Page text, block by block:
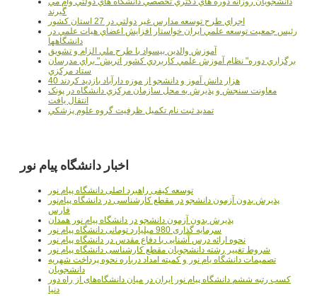
گيرند
اجراي طرح توسعه مدارس غير دولتي در 27 استان کشور
رئيس جمعيت توسعه علمي ايران خواستار افزايش اعضاي هيات علمي در
دانشگاهها
آموزش والدين بيسواد با طرح ملي الزام و تشويق
برگزاري دوره" نظام آموزش علمي كاربردي كشور اتريش" براي مدرسان
ستاد مرکزي
40 هزار دانش آموز و دانشجو از موزه دارآباد بازديد کردند
معاونت سنجش و پذيرش به محل سازمان مرکزي دانشگاه در پونک
انتقال يافت
تمديد ثبت نام تکميل ظرفيت گروه علوم پزشکي
اخبار دانشگاه پیام نور
توسعه کیفی راهبرد اصلی دانشگاه پیام نور
پذیرش بدون آزمون دانشجو در مقطع کارشناسی در دانشگاه پیام‌نور
فارس
پذیرش بدون آزمون دانشجو در دانشگاه پیام نور همدان
سرمایه گذاری 980 میلیارد تومانی دانشگاه پیام نور
نحوه ارائه درس آشنایی با دفاع مقدس در دانشگاه پیام نور
شروط تغییر رشته دانشجویان مقطع کارشناسی دانشگاه پیام نور
تصمیمات دانشگاه یام نور و کمیته امداد درباره نحوه پرداخت شهریه
دانشجویان
کسب رتبه ششم دانشگاه پیام نور ایران در میان دانشگاه‌های از راه دور
دنیا